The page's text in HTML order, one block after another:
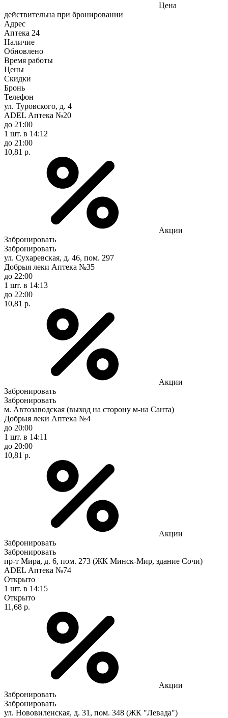
Цена
действительна при бронировании
Адрес
Аптека 24
Наличие
Обновлено
Время работы
Цены
Скидки
Бронь
Телефон
ул. Туровского, д. 4
ADEL Аптека №20
до 21:00
1 шт. в 14:12
до 21:00
10,81 р.
Акции
Забронировать
Забронировать
ул. Сухаревская, д. 46, пом. 297
Добрыя леки Аптека №35
до 22:00
1 шт. в 14:13
до 22:00
10,81 р.
Акции
Забронировать
Забронировать
м. Автозаводская (выход на сторону м-на Санта)
Добрыя леки Аптека №4
до 20:00
1 шт. в 14:11
до 20:00
10,81 р.
Акции
Забронировать
Забронировать
пр-т Мира, д. 6, пом. 273 (ЖК Минск-Мир, здание Сочи)
ADEL Аптека №74
Открыто
1 шт. в 14:15
Открыто
11,68 р.
Акции
Забронировать
Забронировать
ул. Нововиленская, д. 31, пом. 348 (ЖК "Левада")